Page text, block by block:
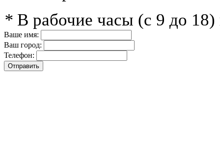
* В рабочие часы (с 9 до
Ваше имя:
Ваш город:
Телефон: